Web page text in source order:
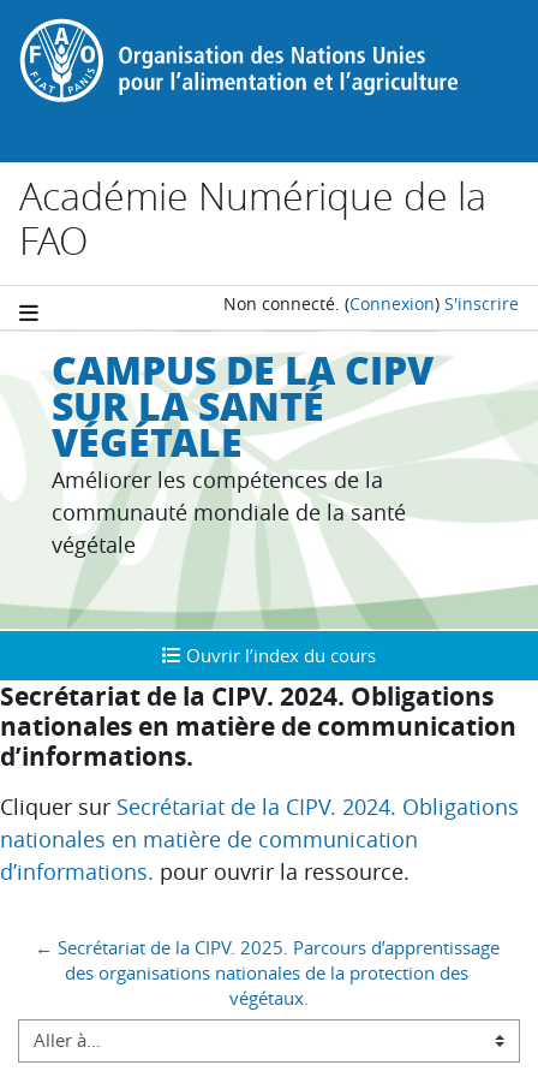
Passer au contenu principal
Académie Numérique de la
FAO
Non connecté. (Connexion) S'inscrire
CAMPUS DE LA CIPV
SUR LA SANTÉ
VÉGÉTALE
Améliorer les compétences de la
communauté mondiale de la santé
végétale
Ouvrir l’index du cours
Ouvrir l’index du cours
Secrétariat de la CIPV. 2024. Obligations
nationales en matière de communication
d’informations.
Conditions d’achèvement
Cliquer sur Secrétariat de la CIPV. 2024. Obligations
nationales en matière de communication
d’informations. pour ouvrir la ressource.
← Secrétariat de la CIPV. 2025. Parcours d’apprentissage
des organisations nationales de la protection des
végétaux.
Aller à…